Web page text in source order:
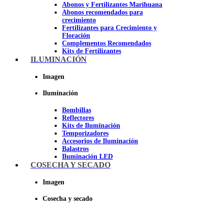
Abonos y Fertilizantes Marihuana
Abonos recomendados para
crecimiento
Fertilizantes para Crecimiento y
Floración
Complementos Recomendados
Kits de Fertilizantes
ILUMINACIÓN
Imagen
Iluminación
Bombillas
Reflectores
Kits de Iluminación
Temporizadores
Accesorios de Iluminación
Balastros
Iluminación LED
Iluminación LEC
COSECHA Y SECADO
Imagen
Cosecha y secado